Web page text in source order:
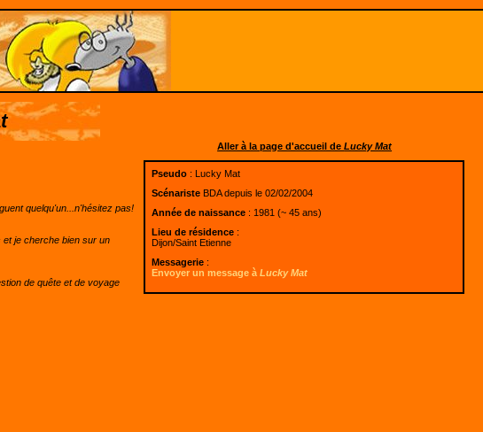
Aller à la page d'accueil deLucky Mat
Pseudo: Lucky Mat
ScénaristeBDA depuis le 02/02/2004
Année de naissance: 1981 (~ 45 ans)
Lieu de résidence:
Dijon/Saint Etienne
Messagerie:
Envoyer un message à Lucky Mat
quelqu'un...n'hésitez pas!
et je cherche bien sur un
de quête et de voyage